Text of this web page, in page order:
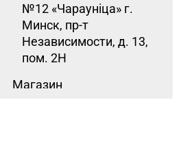
№12 «Чараунiца» г.
Минск, пр-т
Независимости, д. 13,
пом. 2Н
Магазин